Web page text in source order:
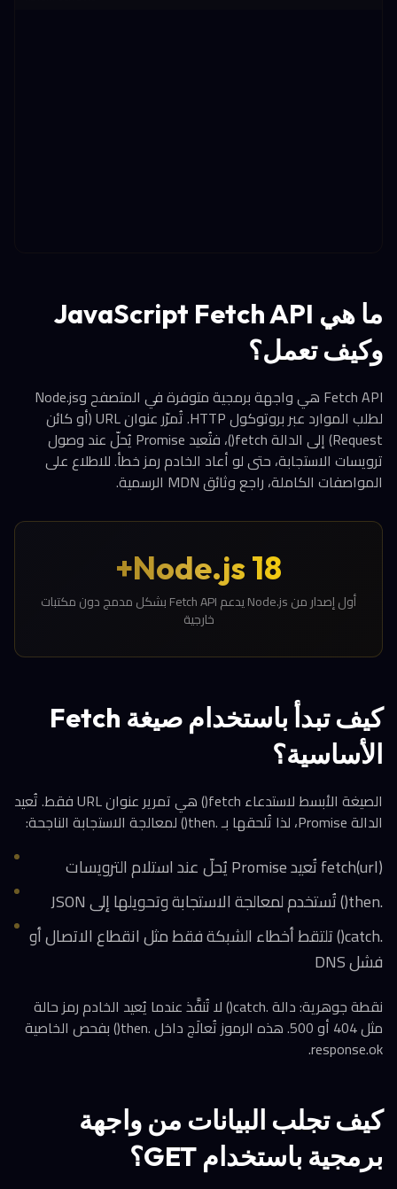
ما هي JavaScript Fetch API
وكيف تعمل؟
Fetch API هي واجهة برمجية متوفرة في المتصفح وNode.js
لطلب الموارد عبر بروتوكول HTTP. تُمرّر عنوان URL (أو كائن
Request) إلى الدالة fetch()، فتُعيد Promise يُحلّ عند وصول
ترويسات الاستجابة، حتى لو أعاد الخادم رمز خطأ. للاطلاع على
المواصفات الكاملة، راجع وثائق MDN الرسمية.
Node.js 18+
أول إصدار من Node.js يدعم Fetch API بشكل مدمج دون مكتبات
خارجية
كيف تبدأ باستخدام صيغة Fetch
الأساسية؟
الصيغة الأبسط لاستدعاء fetch() هي تمرير عنوان URL فقط. تُعيد
الدالة Promise، لذا تُلحقها بـ .then() لمعالجة الاستجابة الناجحة:
fetch(url) تُعيد Promise يُحلّ عند استلام الترويسات
.then() تُستخدم لمعالجة الاستجابة وتحويلها إلى JSON
.catch() تلتقط أخطاء الشبكة فقط مثل انقطاع الاتصال أو
فشل DNS
نقطة جوهرية: دالة .catch() لا تُنفَّذ عندما يُعيد الخادم رمز حالة
مثل 404 أو 500. هذه الرموز تُعالَج داخل .then() بفحص الخاصية
response.ok.
كيف تجلب البيانات من واجهة
برمجية باستخدام GET؟